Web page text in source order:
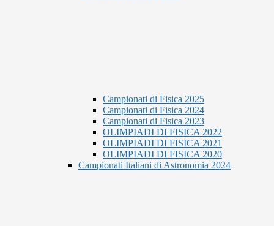
Campionati di Fisica 2025
Campionati di Fisica 2024
Campionati di Fisica 2023
OLIMPIADI DI FISICA 2022
OLIMPIADI DI FISICA 2021
OLIMPIADI DI FISICA 2020
Campionati Italiani di Astronomia 2024